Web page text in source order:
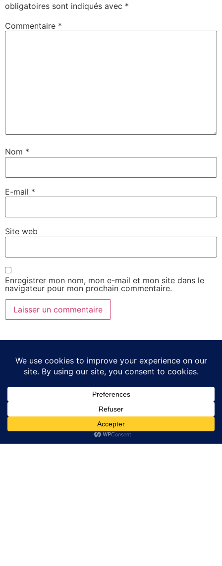
obligatoires sont indiqués avec *
Commentaire *
Nom *
E-mail *
Site web
Enregistrer mon nom, mon e-mail et mon site dans le
navigateur pour mon prochain commentaire.
Liens Utiles
ACCESSOIRS BATIMENT
Liens Utiles
Conditions générales de
Vente
Contact
Contact